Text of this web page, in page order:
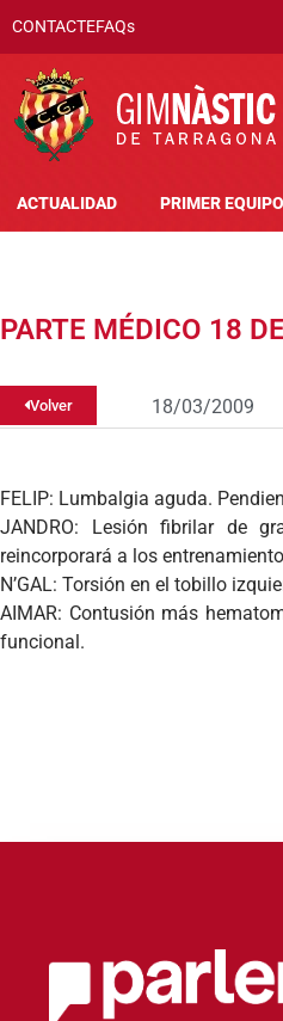
CONTACTEFAQs
ACTUALIDAD PRIMER EQUIPO
PARTE MÉDICO 18
Volver 18/03/2009
FELIP: Lumbalgia aguda.
JANDRO: Lesión fibrilar de
reincorporará a los
N’GAL: Torsión en el tobillo
AIMAR: Contusión más
funcional.